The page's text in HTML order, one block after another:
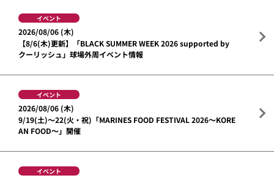
イベント
2026/08/06 (木)
【8/6(木)更新】「BLACK SUMMER WEEK 2026 supported by
クーリッシュ」球場外周イベント情報
イベント
2026/08/06 (木)
9/19(土)～22(火・祝)「MARINES FOOD FESTIVAL 2026～KORE
AN FOOD～」開催
イベント